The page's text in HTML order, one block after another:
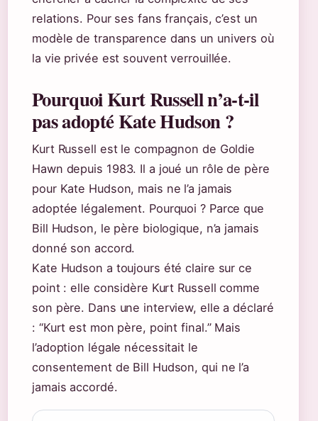
relations. Pour ses fans français, c’est un
modèle de transparence dans un univers où
la vie privée est souvent verrouillée.
Pourquoi Kurt Russell n’a-t-il
pas adopté Kate Hudson ?
Kurt Russell est le compagnon de Goldie
Hawn depuis 1983. Il a joué un rôle de père
pour Kate Hudson, mais ne l’a jamais
adoptée légalement. Pourquoi ? Parce que
Bill Hudson, le père biologique, n’a jamais
donné son accord.
Kate Hudson a toujours été claire sur ce
point : elle considère Kurt Russell comme
son père. Dans une interview, elle a déclaré
: “Kurt est mon père, point final.” Mais
l’adoption légale nécessitait le
consentement de Bill Hudson, qui ne l’a
jamais accordé.